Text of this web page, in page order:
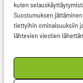
kuten
Suostumuksen
tiettyihin ominaisuuksiin
lähtevien viestien